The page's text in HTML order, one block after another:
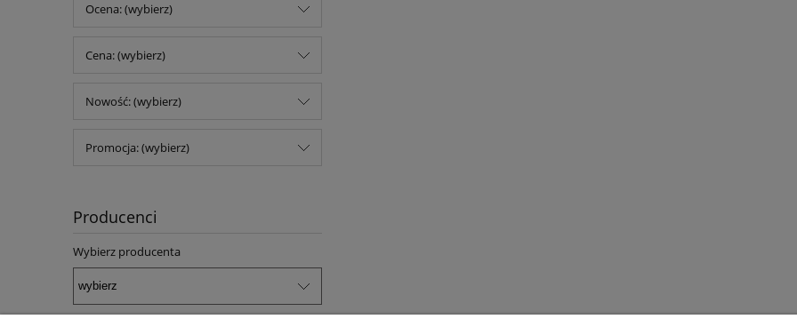
Ocena: (wybierz)
Cena: (wybierz)
Nowość: (wybierz)
Promocja: (wybierz)
Producenci
Wybierz producenta